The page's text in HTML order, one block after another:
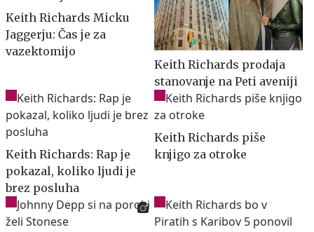
Keith Richards Micku
Jaggerju: Čas je za
vazektomijo
Keith Richards prodaja
stanovanje na Peti aveniji
Keith Richards: Rap je
pokazal, koliko ljudi je
brez posluha
Keith Richards piše
knjigo za otroke